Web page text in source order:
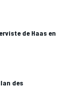
de Haas en
des